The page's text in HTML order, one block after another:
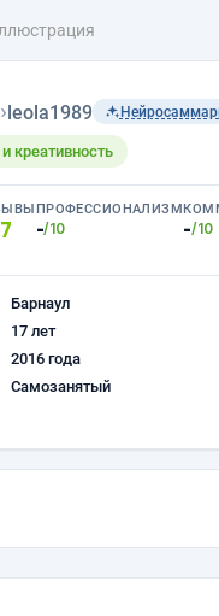
›leola1989
креативность
ПРОФЕССИОНАЛИЗМ
-/10 -/10
Барнаул
17 лет
2016 года
Самозанятый